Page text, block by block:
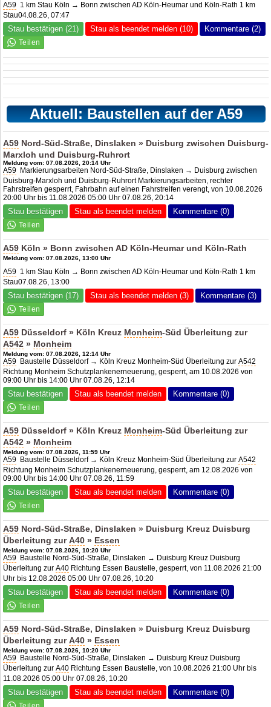
A59 1 km Stau Köln → Bonn zwischen AD Köln-Heumar und Köln-Rath 1 km
Stau04.08.26, 07:47
Stau bestätigen (21) Stau als beendet melden (10) Kommentare (2)
Aktuell: Baustellen auf der A59
A59 Nord-Süd-Straße, Dinslaken » Duisburg zwischen Duisburg-
Marxloh und Duisburg-Ruhrort
Meldung vom: 07.08.2026, 20:14 Uhr
A59 Markierungsarbeiten Nord-Süd-Straße, Dinslaken → Duisburg zwischen
Duisburg-Marxloh und Duisburg-Ruhrort Markierungsarbeiten, rechter
Fahrstreifen gesperrt, Fahrbahn auf einen Fahrstreifen verengt, von 10.08.2026
20:00 Uhr bis 11.08.2026 05:00 Uhr 07.08.26, 20:14
Stau bestätigen Stau als beendet melden Kommentare (0)
A59 Köln » Bonn zwischenAD Köln-Heumarund Köln-Rath
Meldung vom: 07.08.2026, 13:00 Uhr
A59 1 km Stau Köln → Bonn zwischen AD Köln-Heumar und Köln-Rath 1 km
Stau07.08.26, 13:00
Stau bestätigen (17) Stau als beendet melden (3) Kommentare (3)
A59 Düsseldorf » Köln Kreuz Monheim-Süd Überleitung zur
A542 » Monheim
Meldung vom: 07.08.2026, 12:14 Uhr
A59 Baustelle Düsseldorf → Köln Kreuz Monheim-Süd Überleitung zurA542
Richtung Monheim Schutzplankenerneuerung, gesperrt, am 10.08.2026 von
09:00 Uhr bis 14:00 Uhr 07.08.26, 12:14
Stau bestätigen Stau als beendet melden Kommentare (0)
A59 Düsseldorf » Köln Kreuz Monheim-Süd Überleitung zur
A542 » Monheim
Meldung vom: 07.08.2026, 11:59 Uhr
A59 Baustelle Düsseldorf → Köln Kreuz Monheim-Süd Überleitung zurA542
Richtung Monheim Schutzplankenerneuerung, gesperrt, am 12.08.2026 von
09:00 Uhr bis 14:00 Uhr 07.08.26, 11:59
Stau bestätigen Stau als beendet melden Kommentare (0)
A59 Nord-Süd-Straße, Dinslaken » Duisburg Kreuz Duisburg
Überleitung zurA40 » Essen
Meldung vom: 07.08.2026, 10:20 Uhr
A59 Baustelle Nord-Süd-Straße, Dinslaken → Duisburg Kreuz Duisburg
Überleitung zurA40 Richtung Essen Baustelle, gesperrt, von 11.08.2026 21:00
Uhr bis 12.08.2026 05:00 Uhr 07.08.26, 10:20
Stau bestätigen Stau als beendet melden Kommentare (0)
A59 Nord-Süd-Straße, Dinslaken » Duisburg Kreuz Duisburg
Überleitung zurA40 » Essen
Meldung vom: 07.08.2026, 10:20 Uhr
A59 Baustelle Nord-Süd-Straße, Dinslaken → Duisburg Kreuz Duisburg
Überleitung zurA40 Richtung Essen Baustelle, von 10.08.2026 21:00 Uhr bis
11.08.2026 05:00 Uhr 07.08.26, 10:20
Stau bestätigen Stau als beendet melden Kommentare (0)